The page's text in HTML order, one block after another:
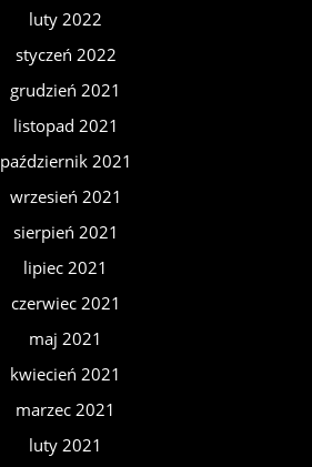
luty 2022
styczeń 2022
grudzień 2021
listopad 2021
październik 2021
wrzesień 2021
sierpień 2021
lipiec 2021
czerwiec 2021
maj 2021
kwiecień 2021
marzec 2021
luty 2021